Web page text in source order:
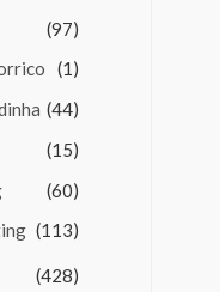
(97)
(1)
(44)
(15)
(60)
(113)
(428)